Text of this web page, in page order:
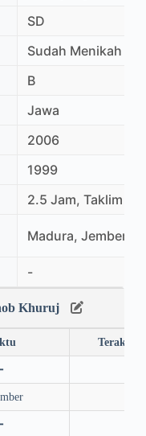
SD
Sudah Menikah
B
Jawa
2006
1999
2.5 Jam, Taklim
Madura, Jember,
-
Khuruj
Terakhir